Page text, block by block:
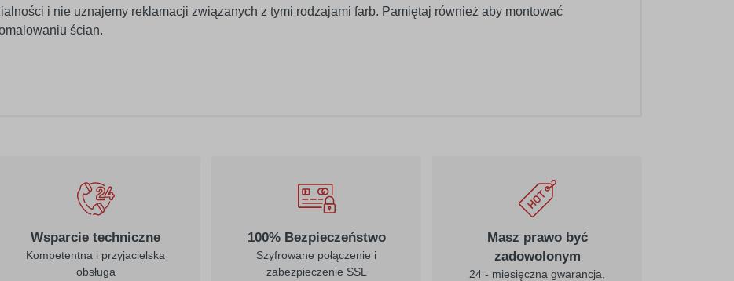
i nie uznajemy reklamacji związanych z tymi rodzajami farb. Pamiętaj również aby montować
ścian.
Wsparcie techniczne
Kompetentna i przyjacielska
obsługa
100% Bezpieczeństwo
Szyfrowane połączenie i
zabezpieczenie SSL
Masz prawo być
zadowolonym
24 - miesięczna gwarancja,